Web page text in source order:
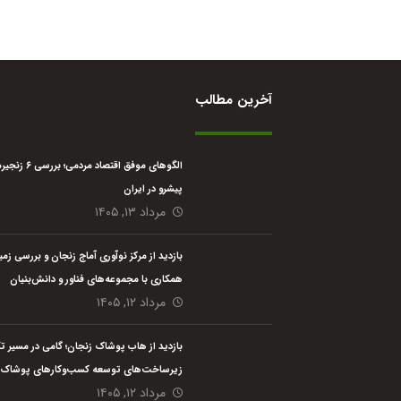
آخرین مطالب
الگوهای موفق اقتصاد
پیشرو در ایران
مرداد ۱۳, ۱۴۰۵
بازدید از مرکز نوآوری آماج زنجان و بررسی
همکاری با مجموعه‌های فناور و دانش‌بنیان
مرداد ۱۲, ۱۴۰۵
بازدید از هاب پوشاک زنجان؛ گامی در مسیر
زیرساخت‌های توسعه کسب‌وکارهای پوشاک
مرداد ۱۲, ۱۴۰۵